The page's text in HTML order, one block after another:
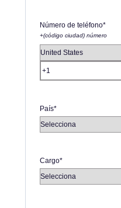
Número de teléfono*
+(código ciudad) número
País*
Cargo*